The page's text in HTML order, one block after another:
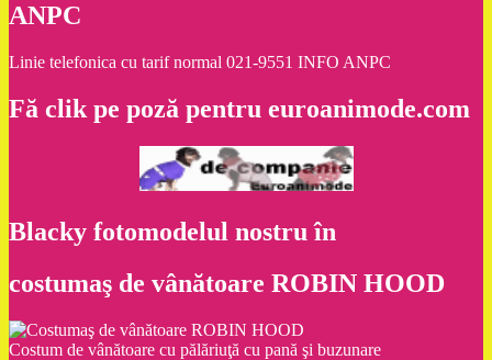
ANPC
Linie telefonica cu tarif normal 021-9551 INFO ANPC
Fă clik pe poză pentru euroanimode.com
Blacky fotomodelul nostru în
costumaş de vânătoare ROBIN HOOD
Costum de vânătoare cu pălăriuţă cu pană şi buzunare